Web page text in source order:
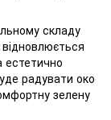
складу
естетично
радувати око
зелену